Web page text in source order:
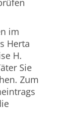
im
Herta
H.
Sie
Zum